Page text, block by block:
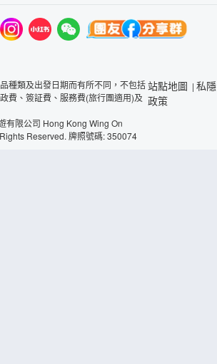
種類及出發日期而有所不同，不包括
費、簽証費、服務費(旅行團適用)及
有限公司 Hong Kong Wing On
Reserved. 牌照號碼: 350074
站點地圖 | 私隱
政策